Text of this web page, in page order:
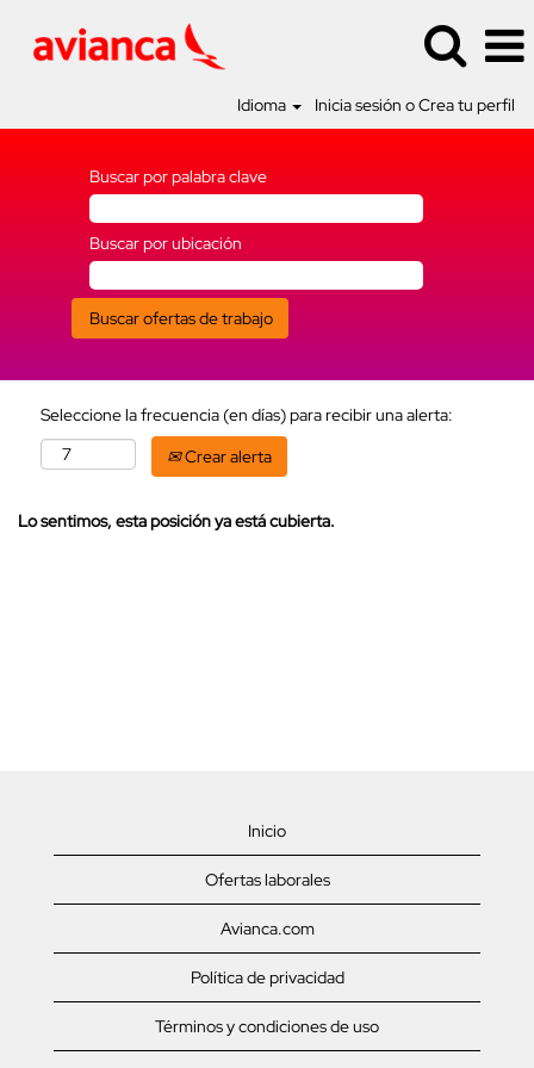
Idioma Inicia sesión o Crea tu perfil
Buscar por palabra clave
Buscar por ubicación
Seleccione la frecuencia (en días) para recibir una alerta:
Crear alerta
Lo sentimos, esta posición ya está cubierta.
Inicio
Ofertas laborales
Avianca.com
Política de privacidad
Términos y condiciones de uso